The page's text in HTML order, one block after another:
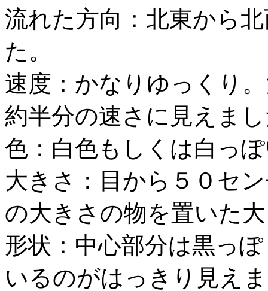
流れた方向：北東から
た。
速度：かなりゆっくり
約半分の速さに見えま
色：白色もしくは白っ
大きさ：目から５０セ
の大きさの物を置いた
形状：中心部分は黒っ
いるのがはっきり見え